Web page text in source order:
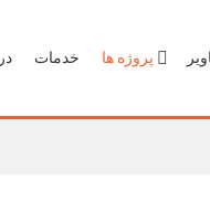
پروژه ها خدمات